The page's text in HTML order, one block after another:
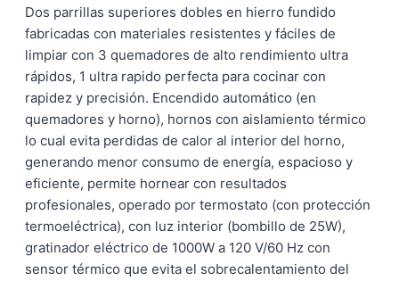
Dos parrillas superiores dobles en hierro fundido
fabricadas con materiales resistentes y fáciles de
limpiar con 3 quemadores de alto rendimiento ultra
rápidos, 1 ultra rapido perfecta para cocinar con
rapidez y precisión. Encendido automático (en
quemadores y horno), hornos con aislamiento térmico
lo cual evita perdidas de calor al interior del horno,
generando menor consumo de energía, espacioso y
eficiente, permite hornear con resultados
profesionales, operado por termostato (con protección
termoeléctrica), con luz interior (bombillo de 25W),
gratinador eléctrico de 1000W a 120 V/60 Hz con
sensor térmico que evita el sobrecalentamiento del